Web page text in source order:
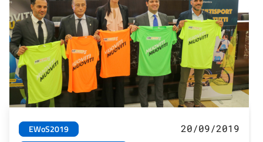
EWoS2019
20/09/2019